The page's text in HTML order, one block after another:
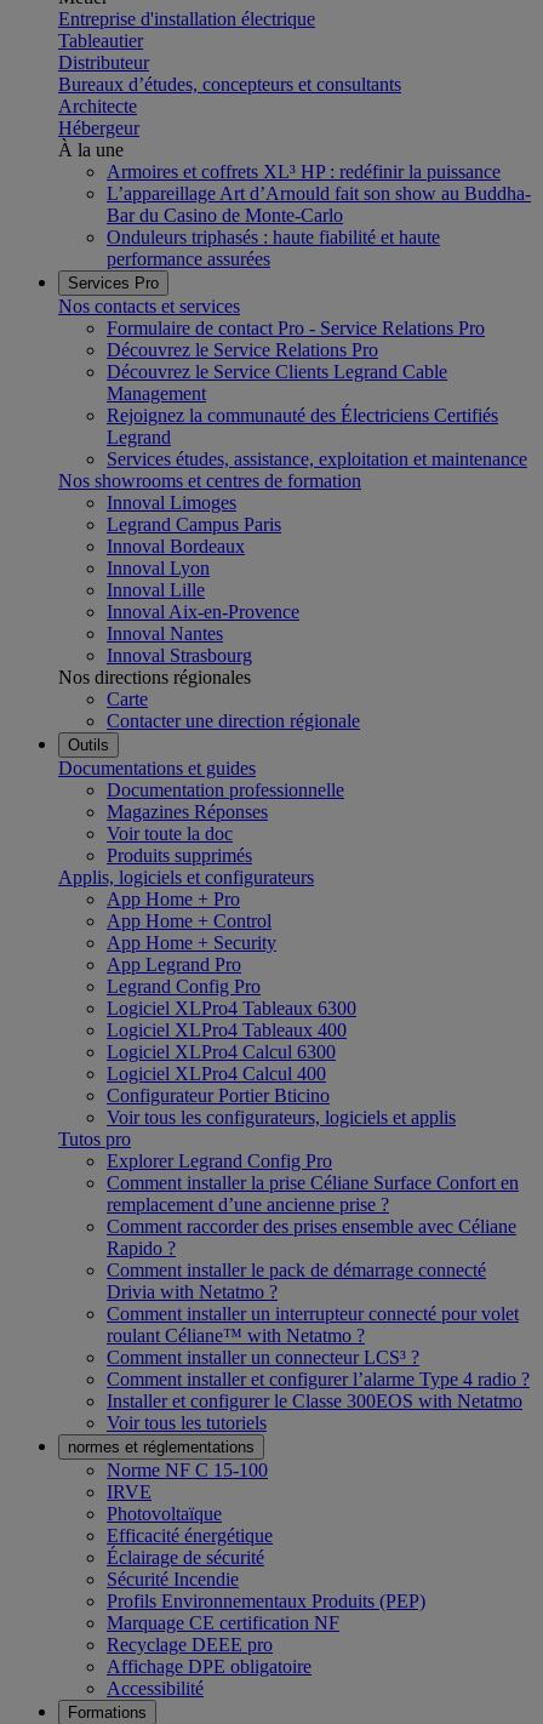
Entreprise d'installation électrique
Tableautier
Distributeur
Bureaux d’études, concepteurs et consultants
Architecte
Hébergeur
À la une
Armoires et coffrets XL³ HP : redéfinir la puissance
L’appareillage Art d’Arnould fait son show au Buddha-
Bar du Casino de Monte-Carlo
Onduleurs triphasés : haute fiabilité et haute
performance assurées
Services Pro
Nos contacts et services
Formulaire de contact Pro - Service Relations Pro
Découvrez le Service Relations Pro
Découvrez le Service Clients Legrand Cable
Management
Rejoignez la communauté des Électriciens Certifiés
Legrand
Services études, assistance, exploitation et maintenance
Nos showrooms et centres de formation
Innoval Limoges
Legrand Campus Paris
Innoval Bordeaux
Innoval Lyon
Innoval Lille
Innoval Aix-en-Provence
Innoval Nantes
Innoval Strasbourg
Nos directions régionales
Carte
Contacter une direction régionale
Outils
Documentations et guides
Documentation professionnelle
Magazines Réponses
Voir toute la doc
Produits supprimés
Applis, logiciels et configurateurs
App Home + Pro
App Home + Control
App Home + Security
App Legrand Pro
Legrand Config Pro
Logiciel XLPro4 Tableaux 6300
Logiciel XLPro4 Tableaux 400
Logiciel XLPro4 Calcul 6300
Logiciel XLPro4 Calcul 400
Configurateur Portier Bticino
Voir tous les configurateurs, logiciels et applis
Tutos pro
Explorer Legrand Config Pro
Comment installer la prise Céliane Surface Confort en
remplacement d’une ancienne prise ?
Comment raccorder des prises ensemble avec Céliane
Rapido ?
Comment installer le pack de démarrage connecté
Drivia with Netatmo ?
Comment installer un interrupteur connecté pour volet
roulant Céliane™ with Netatmo ?
Comment installer un connecteur LCS³ ?
Comment installer et configurer l’alarme Type 4 radio ?
Installer et configurer le Classe 300EOS with Netatmo
Voir tous les tutoriels
normes et réglementations
Norme NF C 15-100
IRVE
Photovoltaïque
Efficacité énergétique
Éclairage de sécurité
Sécurité Incendie
Profils Environnementaux Produits (PEP)
Marquage CE certification NF
Recyclage DEEE pro
Affichage DPE obligatoire
Accessibilité
Formations